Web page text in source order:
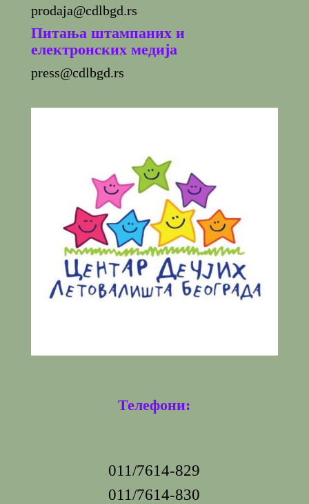
prodaja@cdlbgd.rs
Питања штампаних и
електронских медија
press@cdlbgd.rs
Телефони:
011/7614-829
011/7614-830